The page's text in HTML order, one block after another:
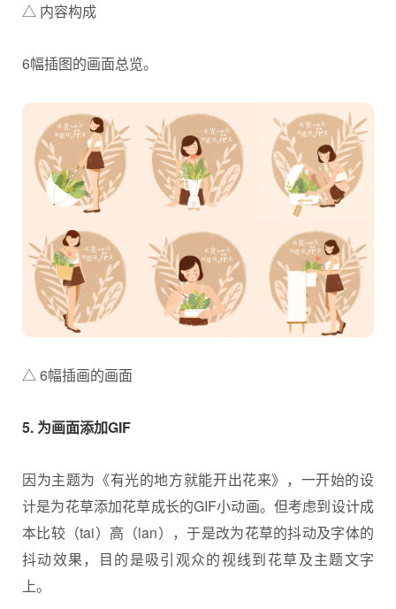
△ 内容构成
6幅插图的画面总览。
△ 6幅插画的画面
​5. 为画面添加GIF
因为主题为《有光的地方就能开出花来》，一开始的设
计是为花草添加花草成长的GIF小动画。但考虑到设计成
本比较（tai）高（lan），于是改为花草的抖动及字体的
抖动效果，目的是吸引观众的视线到花草及主题文字
上。